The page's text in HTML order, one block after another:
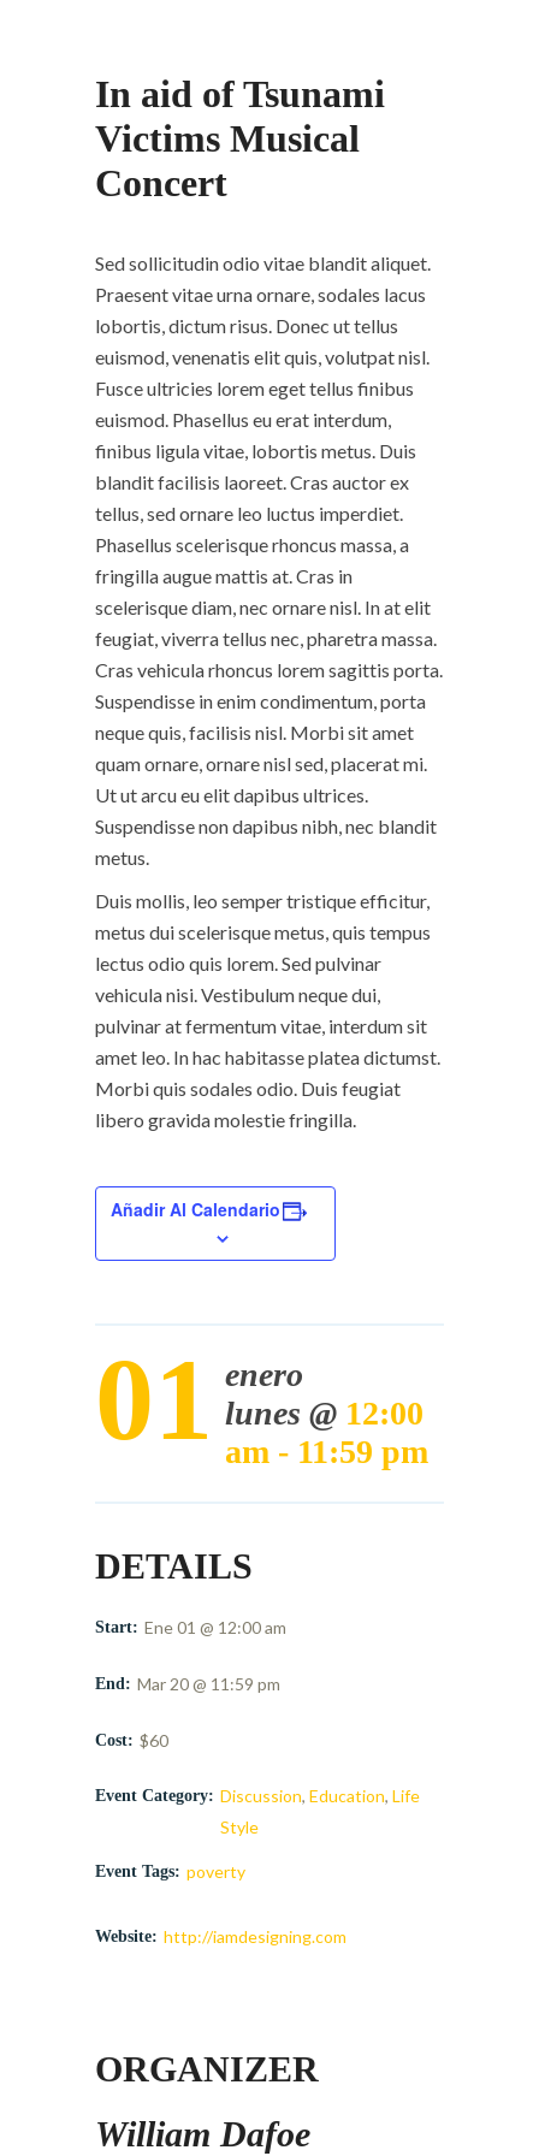
In aid of Tsunami
Victims Musical
Concert
Sed sollicitudin odio vitae blandit aliquet.
Praesent vitae urna ornare, sodales lacus
lobortis, dictum risus. Donec ut tellus
euismod, venenatis elit quis, volutpat nisl.
Fusce ultricies lorem eget tellus finibus
euismod. Phasellus eu erat interdum,
finibus ligula vitae, lobortis metus. Duis
blandit facilisis laoreet. Cras auctor ex
tellus, sed ornare leo luctus imperdiet.
Phasellus scelerisque rhoncus massa, a
fringilla augue mattis at. Cras in
scelerisque diam, nec ornare nisl. In at elit
feugiat, viverra tellus nec, pharetra massa.
Cras vehicula rhoncus lorem sagittis porta.
Suspendisse in enim condimentum, porta
neque quis, facilisis nisl. Morbi sit amet
quam ornare, ornare nisl sed, placerat mi.
Ut ut arcu eu elit dapibus ultrices.
Suspendisse non dapibus nibh, nec blandit
metus.
Duis mollis, leo semper tristique efficitur,
metus dui scelerisque metus, quis tempus
lectus odio quis lorem. Sed pulvinar
vehicula nisi. Vestibulum neque dui,
pulvinar at fermentum vitae, interdum sit
amet leo. In hac habitasse platea dictumst.
Morbi quis sodales odio. Duis feugiat
libero gravida molestie fringilla.
Añadir Al Calendario
01 enero
lunes @ 12:00
am - 11:59 pm
DETAILS
Start: Ene 01 @ 12:00 am
End: Mar 20 @ 11:59 pm
Cost: $60
Event Category: Discussion, Education, Life
Style
Event Tags: poverty
Website: http://iamdesigning.com
ORGANIZER
William Dafoe